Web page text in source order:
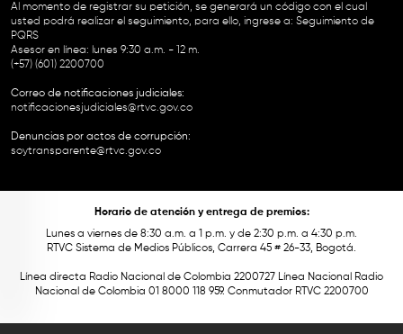
Al momento de registrar su petición, se generará un código con el cual
usted podrá realizar el seguimiento, para ello, ingrese a: Seguimiento de
PQRS
Asesor en línea: lunes 9:30 a.m. - 12 m.
(+57) (601) 2200700
Correo de notificaciones judiciales:
notificacionesjudiciales@rtvc.gov.co
Denuncias por actos de corrupción:
soytransparente@rtvc.gov.co
Horario de atención y entrega de premios:
Lunes a viernes de 8:30 a.m. a 1 p.m. y de 2:30 p.m. a 4:30 p.m.
RTVC Sistema de Medios Públicos, Carrera 45 # 26-33, Bogotá.
Línea directa Radio Nacional de Colombia 2200727 Línea Nacional Radio
Nacional de Colombia 01 8000 118 959. Conmutador RTVC 2200700